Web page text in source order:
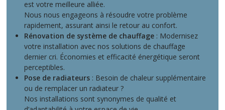
est votre meilleure alliée.
Nous nous engageons à résoudre votre problème
rapidement, assurant ainsi le retour au confort.
Rénovation de système de chauffage : Modernisez
votre installation avec nos solutions de chauffage
dernier cri. Économies et efficacité énergétique seront
perceptibles.
Pose de radiateurs : Besoin de chaleur supplémentaire
ou de remplacer un radiateur ?
Nos installations sont synonymes de qualité et